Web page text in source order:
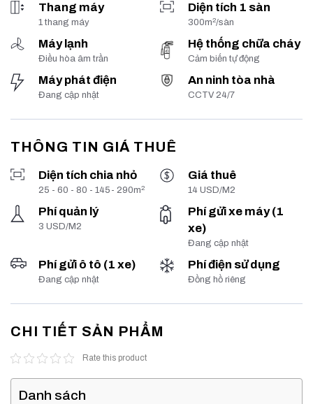
Thang máy
1 thang máy
Diện tích 1 sàn
300m2/sàn
Máy lạnh
Điều hòa âm trần
Hệ thống chữa cháy
Cảm biến tự động
Máy phát điện
Đang cập nhật
An ninh tòa nhà
CCTV 24/7
THÔNG TIN GIÁ THUÊ
Diện tích chia nhỏ
25 - 60 - 80 - 145- 290m2
Giá thuê
14 USD/M2
Phí quản lý
3 USD/M2
Phí gửi xe máy (1
xe)
Đang cập nhật
Phí gửi ô tô (1 xe)
Đang cập nhật
Phí điện sử dụng
Đồng hồ riêng
CHI TIẾT SẢN PHẨM
Rate this product
Danh sách